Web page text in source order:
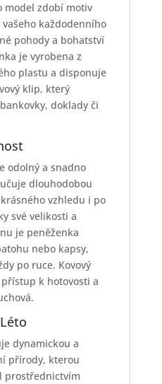
model zdobí motiv
každodenního
pohody a bohatství
je vyrobena z
plastu a disponuje
klip, který
doklady či
odolný a snadno
dlouhodobou
vzhledu i po
své velikosti a
je peněženka
nebo kapsy,
po ruce. Kovový
k hotovosti a
dynamickou a
přírody, kterou
prostřednictvím